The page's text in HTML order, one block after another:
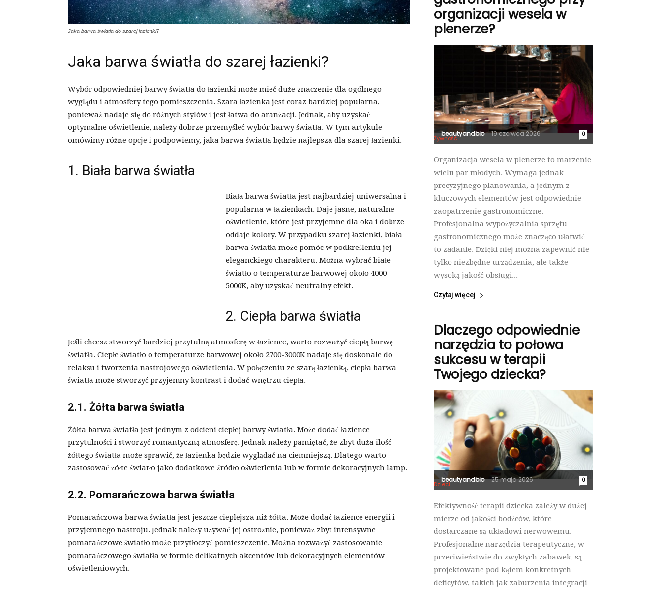
Jaka barwa światła do szarej łazienki?
Jaka barwa światła do szarej łazienki?
Wybór odpowiedniej barwy światła do łazienki może mieć duże znaczenie dla ogólnego
wyglądu i atmosfery tego pomieszczenia. Szara łazienka jest coraz bardziej popularna,
ponieważ nadaje się do różnych stylów i jest łatwa do aranżacji. Jednak, aby uzyskać
optymalne oświetlenie, należy dobrze przemyśleć wybór barwy światła. W tym artykule
omówimy różne opcje i podpowiemy, jaka barwa światła będzie najlepsza dla szarej łazienki.
1. Biała barwa światła
Biała barwa światła jest najbardziej uniwersalna i
popularna w łazienkach. Daje jasne, naturalne
oświetlenie, które jest przyjemne dla oka i dobrze
oddaje kolory. W przypadku szarej łazienki, biała
barwa światła może pomóc w podkreśleniu jej
eleganckiego charakteru. Można wybrać białe
światło o temperaturze barwowej około 4000-
5000K, aby uzyskać neutralny efekt.
2. Ciepła barwa światła
Jeśli chcesz stworzyć bardziej przytulną atmosferę w łazience, warto rozważyć ciepłą barwę
światła. Ciepłe światło o temperaturze barwowej około 2700-3000K nadaje się doskonale do
relaksu i tworzenia nastrojowego oświetlenia. W połączeniu ze szarą łazienką, ciepła barwa
światła może stworzyć przyjemny kontrast i dodać wnętrzu ciepła.
2.1. Żółta barwa światła
Żółta barwa światła jest jednym z odcieni ciepłej barwy światła. Może dodać łazience
przytulności i stworzyć romantyczną atmosferę. Jednak należy pamiętać, że zbyt duża ilość
żółtego światła może sprawić, że łazienka będzie wyglądać na ciemniejszą. Dlatego warto
zastosować żółte światło jako dodatkowe źródło oświetlenia lub w formie dekoracyjnych lamp.
2.2. Pomarańczowa barwa światła
Pomarańczowa barwa światła jest jeszcze cieplejsza niż żółta. Może dodać łazience energii i
przyjemnego nastroju. Jednak należy używać jej ostrożnie, ponieważ zbyt intensywne
pomarańczowe światło może przytłoczyć pomieszczenie. Można rozważyć zastosowanie
pomarańczowego światła w formie delikatnych akcentów lub dekoracyjnych elementów
oświetleniowych.
organizacji wesela w
plenerze?
beautyandbio - 19 czerwca 2026 0
Żywność
Organizacja wesela w plenerze to marzenie
wielu par młodych. Wymaga jednak
precyzyjnego planowania, a jednym z
kluczowych elementów jest odpowiednie
zaopatrzenie gastronomiczne.
Profesjonalna wypożyczalnia sprzętu
gastronomicznego może znacząco ułatwić
to zadanie. Dzięki niej można zapewnić nie
tylko niezbędne urządzenia, ale także
wysoką jakość obsługi...
Czytaj więcej
Dlaczego odpowiednie
narzędzia to połowa
sukcesu w terapii
Twojego dziecka?
beautyandbio - 25 maja 2026 0
Dzieci
Efektywność terapii dziecka zależy w dużej
mierze od jakości bodźców, które
dostarczane są układowi nerwowemu.
Profesjonalne narzędzia terapeutyczne, w
przeciwieństwie do zwykłych zabawek, są
projektowane pod kątem konkretnych
deficytów, takich jak zaburzenia integracji